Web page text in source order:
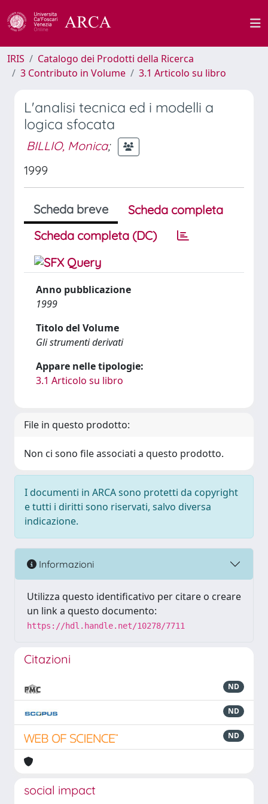
IRIS
Catalogo dei Prodotti della Ricerca
3 Contributo in Volume
3.1 Articolo su libro
L'analisi tecnica ed i modelli a
logica sfocata
BILLIO, Monica;
1999
Scheda breve
Scheda completa
Scheda completa (DC)
Anno pubblicazione
1999
Titolo del Volume
Gli strumenti derivati
Appare nelle tipologie:
3.1 Articolo su libro
File in questo prodotto:
Non ci sono file associati a questo prodotto.
I documenti in ARCA sono protetti da copyright
e tutti i diritti sono riservati, salvo diversa
indicazione.
Informazioni
Utilizza questo identificativo per citare o creare
un link a questo documento:
https://hdl.handle.net/10278/7711
Citazioni
ND
ND
ND
social impact